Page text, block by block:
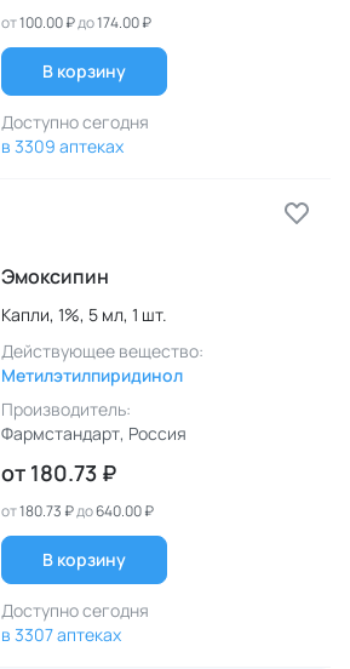
от100.00 ₽до174.00 ₽
В корзину
Доступно сегодня
в 3309 аптеках
Эмоксипин
Капли, 1%, 5 мл, 1 шт.
Действующее вещество:
Метилэтилпиридинол
Производитель:
Фармстандарт, Россия
от 180.73 ₽
от180.73 ₽до640.00 ₽
В корзину
Доступно сегодня
в 3307 аптеках